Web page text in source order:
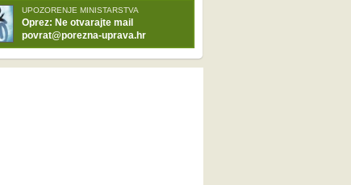
UPOZORENJE MINISTARSTVA
Oprez: Ne otvarajte mail
povrat@porezna-uprava.hr